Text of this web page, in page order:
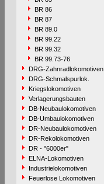
BR 86
BR 87
BR 89.0
BR 99.22
BR 99.32
BR 99.73-76
DRG-Zahnradlokomotiven
DRG-Schmalspurlok.
Kriegslokomotiven
Verlagerungsbauten
DB-Neubaulokomotiven
DB-Umbaulokomotiven
DR-Neubaulokomotiven
DR-Rekolokomotiven
DR - "6000er"
ELNA-Lokomotiven
Industrielokomotiven
Feuerlose Lokomotiven